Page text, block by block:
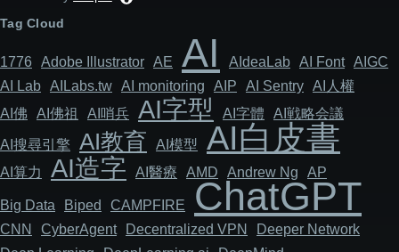
Tag Cloud
1776 Adob​​e Illustrator AE AI AIdeaLab AI Font AIGC
AI Lab AILabs.tw AI monitoring AIP AI Sentry AI人權
AI佛
AI佛祖 AI哨兵 AI字型 AI字體 AI戦略会議
AI搜尋引擎 AI教育 AI模型 AI白皮書
AI算力 AI造字 AI醫療 AMD Andrew Ng AP
Big Data Biped CAMPFIRE ChatGPT
CNN Cyber​​Agent Decentralized VPN
Deeper Network